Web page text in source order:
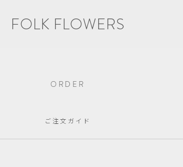
FOLK FLOWERS
ORDER
ご注文ガイド